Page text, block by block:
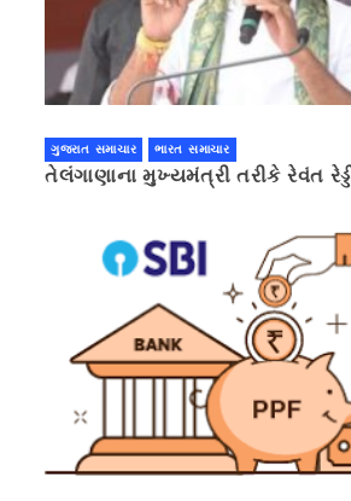
ગુજરાત સમાચાર ભારત સમાચાર
તેલંગાણાના મુખ્યમંત્રી તરીકે રેવંત